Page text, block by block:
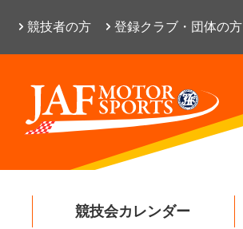
競技者の方 登録クラブ・団体の方
競技会カレンダー